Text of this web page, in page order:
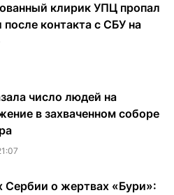
клирик УПЦ пропал
после контакта с СБУ на
число людей на
в захваченном соборе
Сербии о жертвах «Бури»: